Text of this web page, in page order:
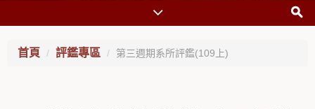
首頁 評鑑專區 第三週期系所評鑑(109上)